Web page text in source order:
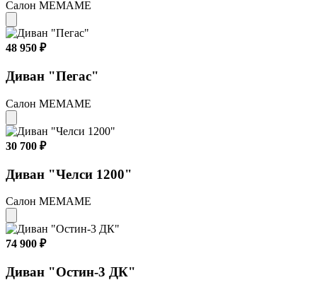
Салон МЕМАМЕ
48 950 ₽
Диван "Пегас"
Салон МЕМАМЕ
30 700 ₽
Диван "Челси 1200"
Салон МЕМАМЕ
74 900 ₽
Диван "Остин-3 ДК"